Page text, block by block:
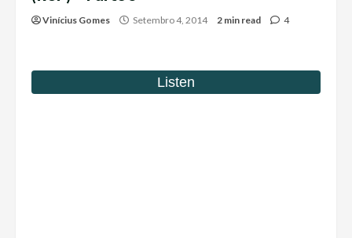
Vinícius Gomes Setembro 4, 2014 2 min read 4